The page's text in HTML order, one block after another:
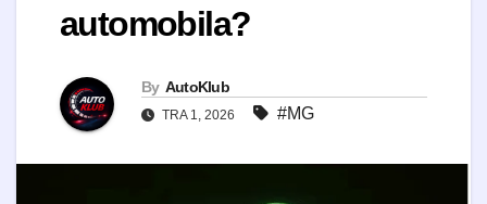
automobila?
By AutoKlub
TRA 1, 2026 #MG